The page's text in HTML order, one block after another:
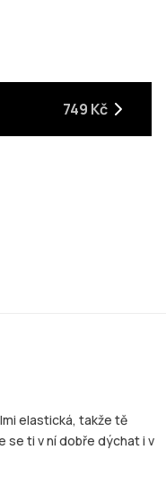
749 Kč
elastická, takže tě
se ti v ní dobře dýchat i v